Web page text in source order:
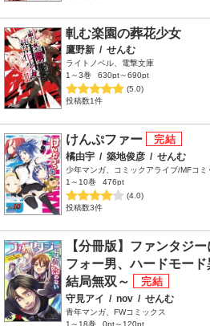
軋む楽園の葬花少女
鷹野新 / せんむ
ライトノベル、電撃文庫
1～3巻
630pt～690pt
(5.0)
投稿数1件
けんぷファー
橘由宇 / 築地俊彦 / せんむ
少年マンガ、コミックアライブ/MFコ
1～10巻
476pt
(4.0)
投稿数3件
【分冊版】ファンタジ
フォー男、ハードモー
結局無双～
守見アイ / nov / せんむ
青年マンガ、FWコミックス
1～18巻
0pt～120pt